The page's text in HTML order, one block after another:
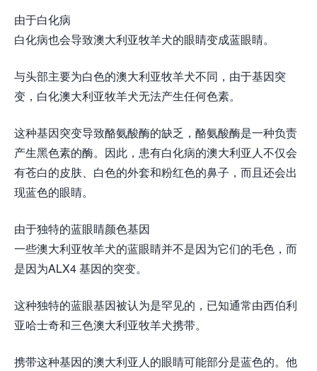
由于白化病
白化病也会导致澳大利亚牧羊犬的眼睛变成蓝眼睛。
与头部主要为白色的澳大利亚牧羊犬不同，由于基因突
变，白化澳大利亚牧羊犬无法产生任何色素。
这种基因突变导致酪氨酸酶的缺乏，酪氨酸酶是一种负责
产生黑色素的酶。因此，患有白化病的澳大利亚人不仅会
有苍白的皮肤、白色的外套和粉红色的鼻子，而且还会出
现蓝色的眼睛。
由于独特的蓝眼睛颜色基因
一些澳大利亚牧羊犬的蓝眼睛并不是因为它们的毛色，而
是因为ALX4 基因的突变。
这种独特的蓝眼基因被认为是罕见的，已知通常由西伯利
亚哈士奇和三色澳大利亚牧羊犬携带。
携带这种基因的澳大利亚人的眼睛可能部分是蓝色的。他